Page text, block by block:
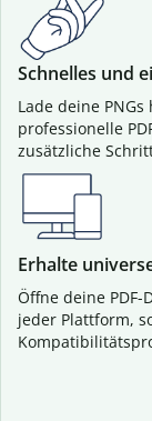
Schnelles und
Lade deine
professionelle
zusätzliche
Erhalte
Öffne deine
jeder Plattform,